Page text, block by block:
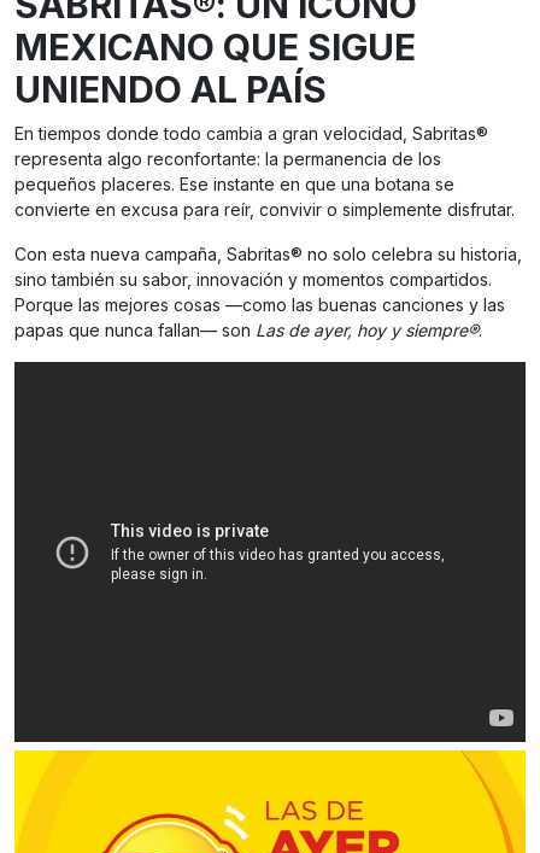
MEXICANO QUE SIGUE
UNIENDO AL PAÍS
En tiempos donde todo cambia a gran velocidad, Sabritas®
representa algo reconfortante: la permanencia de los
pequeños placeres. Ese instante en que una botana se
convierte en excusa para reír, convivir o simplemente disfrutar.
Con esta nueva campaña, Sabritas® no solo celebra su historia,
sino también su sabor, innovación y momentos compartidos.
Porque las mejores cosas —como las buenas canciones y las
papas que nunca fallan— son Las de ayer, hoy y siempre®.